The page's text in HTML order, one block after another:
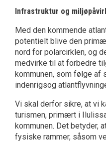
Infrastruktur og
Med den kommende
potentielt blive den
nord for polarcirklen, og
medvirke til at forbedre
kommunen, som følge af
indenrigsog
Vi skal derfor sikre, at vi
turismen, primært i
kommunen. Det betyder,
fysiske rammer, såsom